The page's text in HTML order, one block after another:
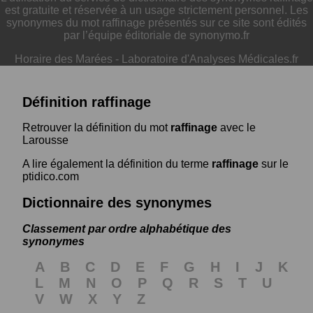
est gratuite et réservée à un usage strictement personnel. Les
synonymes du mot raffinage présentés sur ce site sont édités
par l’équipe éditoriale de synonymo.fr
Horaire des Marées - Laboratoire d'Analyses Médicales.fr
Définition raffinage
Retrouver la définition du mot raffinage avec le
Larousse
A lire également la définition du terme raffinage sur le
ptidico.com
Dictionnaire des synonymes
Classement par ordre alphabétique des
synonymes
A B C D E F G H I J
K
L
M N O P Q R S T
U
V
W X Y Z